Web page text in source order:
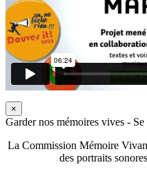
×
Garder nos mémoires vives -
La Commission Mémoire
des portraits